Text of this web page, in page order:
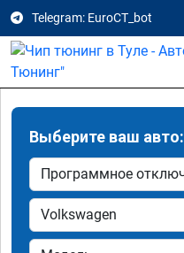
Telegram: EuroCT_bot
Выберите ваш авто: